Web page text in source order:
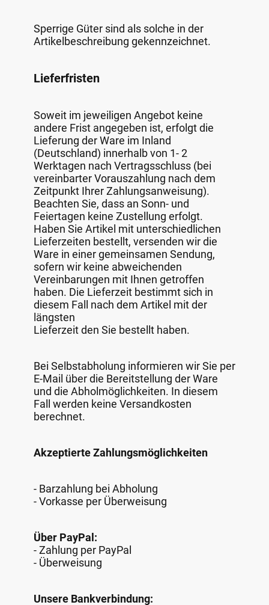
Sperrige Güter sind als solche in der
Artikelbeschreibung gekennzeichnet.
Lieferfristen
Soweit im jeweiligen Angebot keine
andere Frist angegeben ist, erfolgt die
Lieferung der Ware im Inland
(Deutschland) innerhalb von 1- 2
Werktagen nach Vertragsschluss (bei
vereinbarter Vorauszahlung nach dem
Zeitpunkt Ihrer Zahlungsanweisung).
Beachten Sie, dass an Sonn- und
Feiertagen keine Zustellung erfolgt.
Haben Sie Artikel mit unterschiedlichen
Lieferzeiten bestellt, versenden wir die
Ware in einer gemeinsamen Sendung,
sofern wir keine abweichenden
Vereinbarungen mit Ihnen getroffen
haben. Die Lieferzeit bestimmt sich in
diesem Fall nach dem Artikel mit der
längsten
Lieferzeit den Sie bestellt haben.
Bei Selbstabholung informieren wir Sie per
E-Mail über die Bereitstellung der Ware
und die Abholmöglichkeiten. In diesem
Fall werden keine Versandkosten
berechnet.
Akzeptierte Zahlungsmöglichkeiten
- Barzahlung bei Abholung
- Vorkasse per Überweisung
Über PayPal:
- Zahlung per PayPal
- Überweisung
Unsere Bankverbindung: